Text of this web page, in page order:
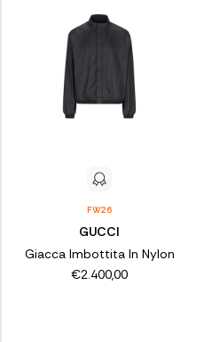
FW26
GUCCI
Giacca Imbottita In Nylon
€2.400,00